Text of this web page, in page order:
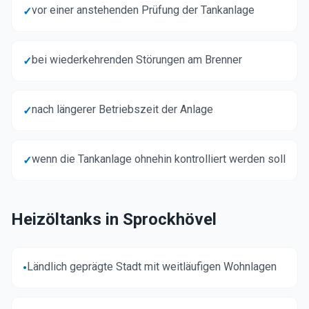
✓vor einer anstehenden Prüfung der Tankanlage
✓bei wiederkehrenden Störungen am Brenner
✓nach längerer Betriebszeit der Anlage
✓wenn die Tankanlage ohnehin kontrolliert werden soll
Heizöltanks in Sprockhövel
•Ländlich geprägte Stadt mit weitläufigen Wohnlagen